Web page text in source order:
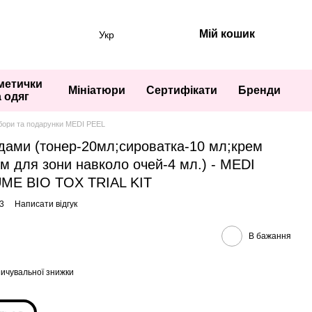
Укр Мій кошик
одяг
Мініатюри Сертифікати Бренди
та подарунки MEDI PEEL
(тонер-20мл;сироватка-10 мл;крем
для зони навколо очей-4 мл.) - MEDI
BIO TOX TRIAL KIT
Написати відгук
В бажання
знижки